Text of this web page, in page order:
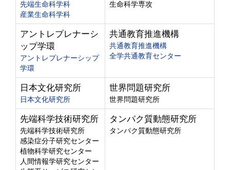
先端生命科学科
産業生命科学科
生命科学専攻
アントレプレナーシ
ップ学環
アントレプレナーシップ
学環
共通教育推進機構
共通教育推進機構
全学共通教育センター
日本文化研究所
日本文化研究所
世界問題研究所
世界問題研究所
先端科学技術研究所
先端科学技術研究所
感染症分子研究センター
植物科学研究センター
人間情報学研究センター
タンパク質動態研究所
タンパク質動態研究所